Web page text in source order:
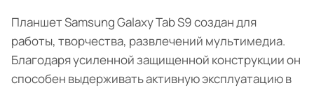
Планшет Samsung Galaxy Tab S9 создан для
работы, творчества, развлечений мультимедиа.
Благодаря усиленной защищенной конструкции он
способен выдерживать активную эксплуатацию в